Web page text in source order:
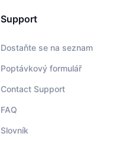
Support
Dostaňte se na seznam
Poptávkový formulář
Contact Support
FAQ
Slovník